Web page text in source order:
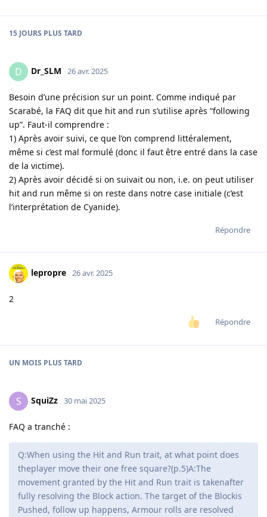
15 JOURS PLUS TARD
D Dr_SLM 26 avr. 2025
Besoin d’une précision sur un point. Comme indiqué par
Scarabé, la FAQ dit que hit and run s’utilise après “following
up”. Faut-il comprendre :
1) Après avoir suivi, ce que l’on comprend littéralement,
même si c’est mal formulé (donc il faut être entré dans la case
de la victime).
2) Après avoir décidé si on suivait ou non, i.e. on peut utiliser
hit and run même si on reste dans notre case initiale (c’est
l’interprétation de Cyanide).
Répondre
lepropre 26 avr. 2025
2
Répondre
UN MOIS PLUS TARD
S SquiZz 30 mai 2025
FAQ a tranché :
Q:When using the Hit and Run trait, at what point does
theplayer move their one free square?(p.5)A:The
movement granted by the Hit and Run trait is takenafter
fully resolving the Block action. The target of the Blockis
Pushed, follow up happens, Armour rolls are resolved